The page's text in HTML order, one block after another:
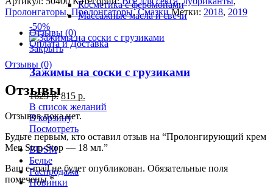
Косметика с феромонами
Массажные масла и свечи
-50%
Закрыть
Зажимы на соски с грузиками
1629р. 815 р.
В список желаний
В корзину
Посмотреть
BDSM
Белье
Распродажа
Новинки
Пролонгаторы, Пролонгаторы, Смазки Метки: 2018, 2019
Отзывы (0)
Оплата и Доставка
Отзывы (0)
Отзывы
Отзывов пока нет.
Будьте первым, кто оставил отзыв на “Пролонгирующий крем
Men Stop-Stop — 18 мл.”
Ваш e-mail не будет опубликован. Обязательные поля
помечены*